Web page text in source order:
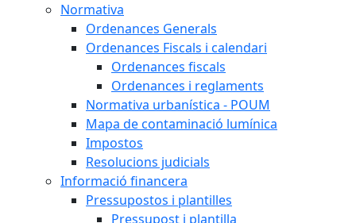
Normativa
Ordenances Generals
Ordenances Fiscals i calendari
Ordenances fiscals
Ordenances i reglaments
Normativa urbanística - POUM
Mapa de contaminació lumínica
Impostos
Resolucions judicials
Informació financera
Pressupostos i plantilles
Pressupost i plantilla